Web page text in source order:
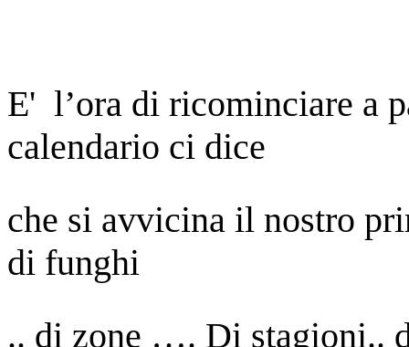
E' l’ora di ricominciare a
calendario ci dice
che si avvicina il nostro
di funghi
.. di zone …. Di